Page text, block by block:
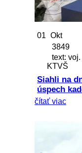
01 Okt
3849
text:
KTVŠ
Siahli na
úspech
čítať viac